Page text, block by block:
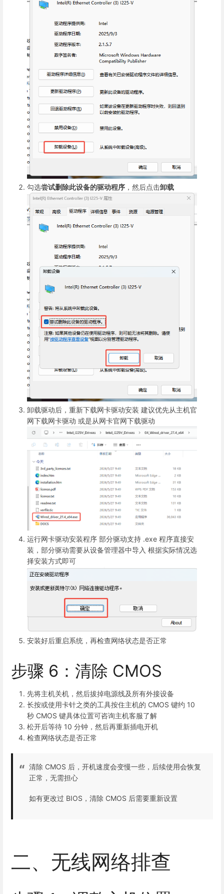
勾选尝试删除此设备的驱动程序 ，然后点击卸载
卸载驱动后，重新下载网卡驱动安装 建议优先从主机官
网下载网卡驱动 或是从网卡官网下载驱动
运行网卡驱动安装程序 部分驱动支持 .exe 程序直接安
装，部分驱动需要从设备管理器中导入 根据实际情况选
择安装方式即可
安装好后重启系统，再检查网络状态是否正常
步骤 6：清除 CMOS
先将主机关机，然后拔掉电源线及所有外接设备
长按或使用卡针之类的工具按住主机的 CMOS 键约 10
秒 CMOS 键具体位置可咨询主机客服了解
松开后等待 10 分钟，然后再重新插电开机
检查网络状态是否正常
清除 CMOS 后，开机速度会变慢一些，后续使用会恢复
正常，无需担心
如有更改过 BIOS，清除 CMOS 后需要重新设置
二、无线网络排查